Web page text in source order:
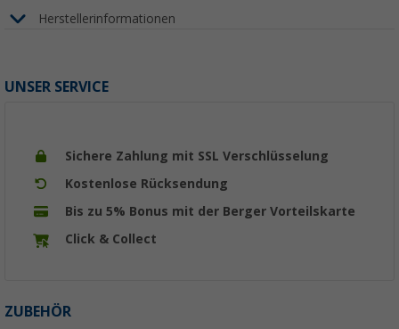
Herstellerinformationen
UNSER SERVICE
Sichere Zahlung mit SSL Verschlüsselung
Kostenlose Rücksendung
Bis zu 5% Bonus mit der Berger Vorteilskarte
Click & Collect
ZUBEHÖR